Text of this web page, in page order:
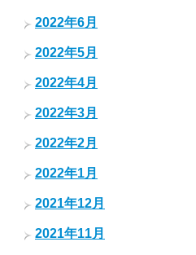
2022年6月
2022年5月
2022年4月
2022年3月
2022年2月
2022年1月
2021年12月
2021年11月